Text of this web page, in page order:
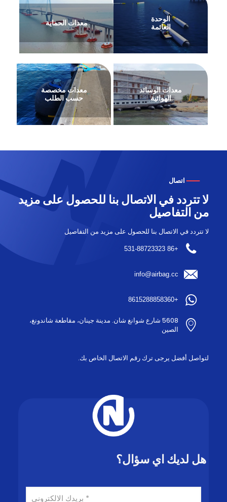
الوحدة
العائمة
معدات الحماية
معدات الوسائد
الهوائية
معدات مخصصة
حسب الطلب
اتصال
لا تتردد في الاتصال بنا للحصول على مزيد
من التفاصيل
لا تتردد في الاتصال بنا للحصول على مزيد من التفاصيل
+86 531-88723323
info@airbag.cc
+8615288858360
5608 شارع شوانغ شان. مدينة جينان، مقاطعة شاندونغ،
الصين
لتواصل أفضل يرجى ترك رقم الاتصال الخاص بك.
هل لديك اي سؤال؟